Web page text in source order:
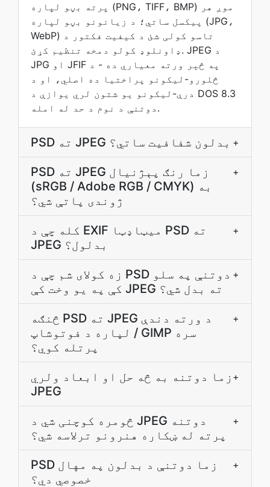
پرته بڼو لپاره (PNG، TIFF، BMP) موږ هر
پیکسل ساتي؛ د زیانونو بڼو لپاره (JPG،
WebP) تاسو کولی شئ د کیفیت فکتور د
ډاونلوډ کولو دمخه تنظیم کړئ. JPEG د
JPG او JFIF په څېر ورته معياري ده - د
څلورو-ليکونو پراختيا ده اصلي، او د
درې-ليکونو يو شتون لري يوازې د DOS 8.3
دوتنې د نوم د حد له امله.
PSD ته JPEG بدلون شفافيت ساتي؟ +
PSD ته JPEG زما رنګ پېژنيال
(sRGB / Adobe RGB / CMYK) به
ژوندی پاتې شي؟
+
کله چې د EXIF ميټاډټا PSD ته
JPEG بدلول؟
+
زه کولای شم چې د PSD دوتنې په سلو
کې په يو وخت کې JPEG ته بدل شي؟
+
څنګه PSD ته JPEG د ورته دندې
لپاره د فوتوشاپ / GIMP سره
پرتله کوي؟
+
زما دوتنه به څه حل او ابعاد ولري
JPEG
+
څومره کوچنی شي د JPEG دوتنه
پرته له ښکاره هنرونو ترلاسه شي؟
+
PSD زما دوتنې د بدلون په مهال
خصوصي دي؟
+